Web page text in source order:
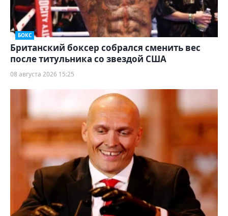
БОКС
Британский боксер собрался сменить вес
после титульника со звездой США
08 августа 2026 15:25